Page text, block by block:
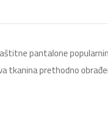
pantalone
tkanina prethodno